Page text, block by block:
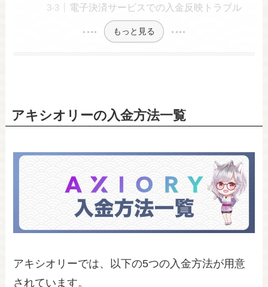
電子決済サービスでの入金反映トラブル
もっと見る
アキシオリーの入金方法一覧
アキシオリーでは、以下の5つの入金方法が用意
されています。